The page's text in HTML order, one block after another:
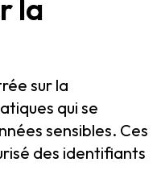
la
sur la
qui se
sensibles. Ces
des identifiants